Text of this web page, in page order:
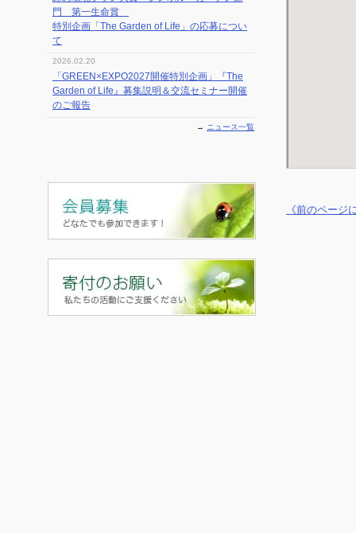
《前のページ
門 第一生命賞
特別企画「The Garden of Life」の応募につい
て
2026.02.20
「GREEN×EXPO2027開催特別企画」『The
Garden of Life』募集説明＆交流セミナー開催
のご報告
→ ニュース一覧